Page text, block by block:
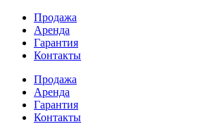
Перейти
содержимому
Продажа
Аренда
Гарантия
Контакты
Продажа
Аренда
Гарантия
Контакты